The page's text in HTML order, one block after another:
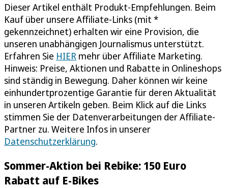
Dieser Artikel enthält Produkt-Empfehlungen. Beim
Kauf über unsere Affiliate-Links (mit *
gekennzeichnet) erhalten wir eine Provision, die
unseren unabhängigen Journalismus unterstützt.
Erfahren Sie HIER mehr über Affiliate Marketing.
Hinweis: Preise, Aktionen und Rabatte in Onlineshops
sind ständig in Bewegung. Daher können wir keine
einhundertprozentige Garantie für deren Aktualität
in unseren Artikeln geben. Beim Klick auf die Links
stimmen Sie der Datenverarbeitungen der Affiliate-
Partner zu. Weitere Infos in unserer
Datenschutzerklärung.
Sommer-Aktion bei Rebike: 150 Euro
Rabatt auf E-Bikes